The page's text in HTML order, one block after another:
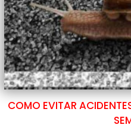
COMO EVITAR